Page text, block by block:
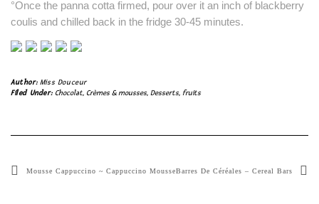
°Once the panna cotta firmed, pour over it an inch of blackberry
coulis and chilled back in the fridge 30-45 minutes.
Author: Miss Douceur
Filed Under: Chocolat, Crèmes & mousses, Desserts, fruits
Mousse Cappuccino ~ Cappuccino MousseBarres De Céréales – Cereal Bars